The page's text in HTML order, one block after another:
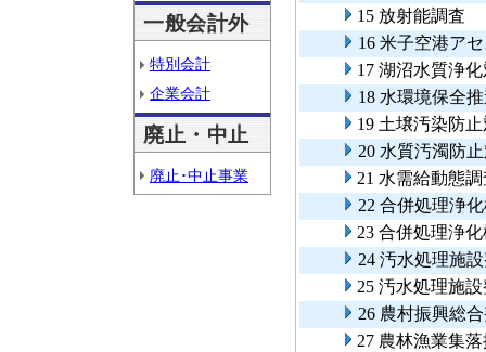
一般会計外
特別会計
企業会計
廃止・中止
廃止･中止事業
15 放射能調査
16 米子空港ア
17 湖沼水質浄
18 水環境保全
19 土壌汚染防
20 水質汚濁防
21 水需給動態
22 合併処理浄
23 合併処理浄
24 汚水処理施
25 汚水処理施
26 農村振興総
27 農林漁業集